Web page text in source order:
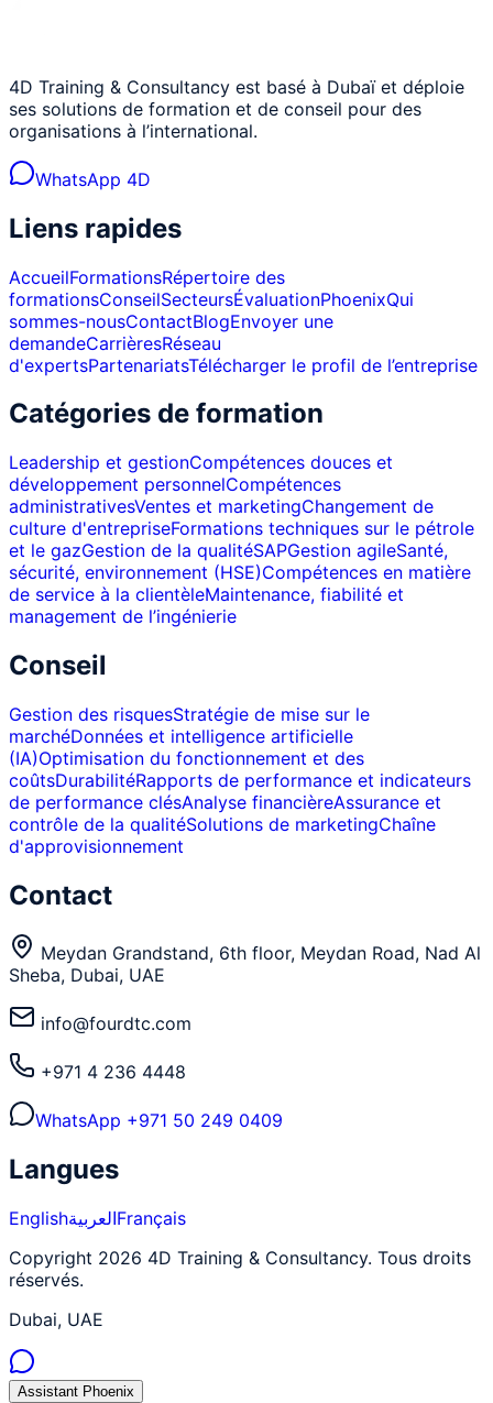
4D Training & Consultancy est basé à Dubaï et déploie
ses solutions de formation et de conseil pour des
organisations à l’international.
WhatsApp 4D
Liens rapides
AccueilFormationsRépertoire des
formationsConseilSecteursÉvaluationPhoenixQui
sommes-nousContactBlogEnvoyer une
demandeCarrièresRéseau
d'expertsPartenariatsTélécharger le profil de l’entreprise
Catégories de formation
Leadership et gestionCompétences douces et
développement personnelCompétences
administrativesVentes et marketingChangement de
culture d'entrepriseFormations techniques sur le pétrole
et le gazGestion de la qualitéSAPGestion agileSanté,
sécurité, environnement (HSE)Compétences en matière
de service à la clientèleMaintenance, fiabilité et
management de l’ingénierie
Conseil
Gestion des risquesStratégie de mise sur le
marchéDonnées et intelligence artificielle
(IA)Optimisation du fonctionnement et des
coûtsDurabilitéRapports de performance et indicateurs
de performance clésAnalyse financièreAssurance et
contrôle de la qualitéSolutions de marketingChaîne
d'approvisionnement
Contact
Meydan Grandstand, 6th floor, Meydan Road, Nad Al
Sheba, Dubai, UAE
info@fourdtc.com
+971 4 236 4448
WhatsApp +971 50 249 0409
Langues
EnglishالعربيةFrançais
Copyright 2026 4D Training & Consultancy. Tous droits
réservés.
Dubai, UAE
Assistant Phoenix